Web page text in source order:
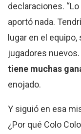
declaraciones.
aportó nada.
lugar en el equipo,
jugadores nuevos.
tiene muchas
enojado.
Y siguió en esa
¿Por qué Colo